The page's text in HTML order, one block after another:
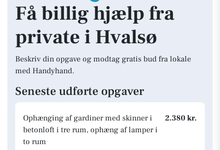
Få billig hjælp fra
private i Hvalsø
Beskriv din opgave og modtag gratis bud fra lokale
med Handyhand.
Seneste udførte opgaver
Ophænging af gardiner med skinner i
betonloft i tre rum, ophæng af lamper i
to rum
2.380 kr.